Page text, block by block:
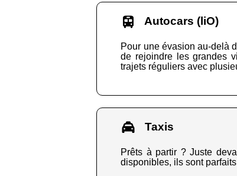
Autocars (liO)
Pour une évasion au-delà
de rejoindre les grandes
trajets réguliers avec
Taxis
Prêts à partir ? Juste
disponibles, ils sont